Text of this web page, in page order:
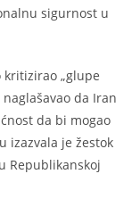
sigurnost u
„glupe
da Iran
da bi mogao
izazvala je žestok
Republikanskoj